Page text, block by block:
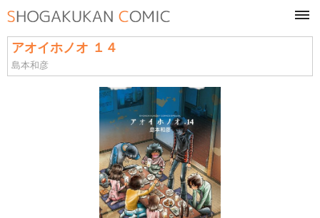
アオイホノオ １４
島本和彦